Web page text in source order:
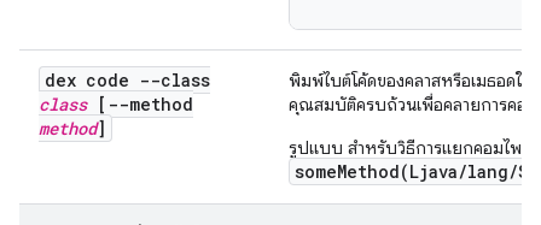
dex code --class
class[--method
method]
พิมพ์ไบต์โค้ดของคลาสหรือเมธอดใ
คุณสมบัติครบถ้วนเพื่อคลายการคอ
รูปแบบ สำหรับวิธีการแยกคอมไพล์
someMethod(Ljava/lang/